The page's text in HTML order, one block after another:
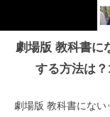
劇場版 教科書に
する方法は
劇場版 教科書にな